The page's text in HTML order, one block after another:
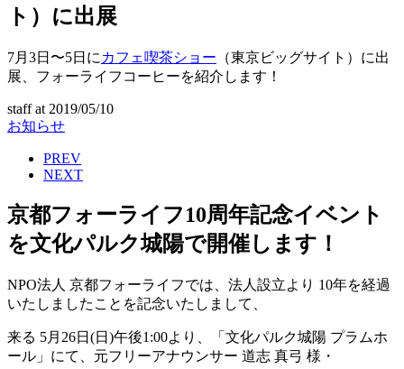
ト）に出展
7月3日〜5日に カフェ喫茶ショー （東京ビッグサイト）に出
展、フォーライフコーヒーを紹介します！
staffat 2019/05/10
お知らせ
PREV
NEXT
京都フォーライフ10周年記念イベント
を文化パルク城陽で開催します！
NPO法人 京都フォーライフでは、法人設立より 10年を経過
いたしましたことを記念いたしまして、
来る 5月26日(日)午後1:00より、「文化パルク城陽 プラムホ
ール」にて、元フリーアナウンサー 道志 真弓 様・